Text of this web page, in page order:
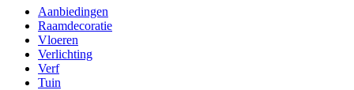
Aanbiedingen
Raamdecoratie
Vloeren
Verlichting
Verf
Tuin